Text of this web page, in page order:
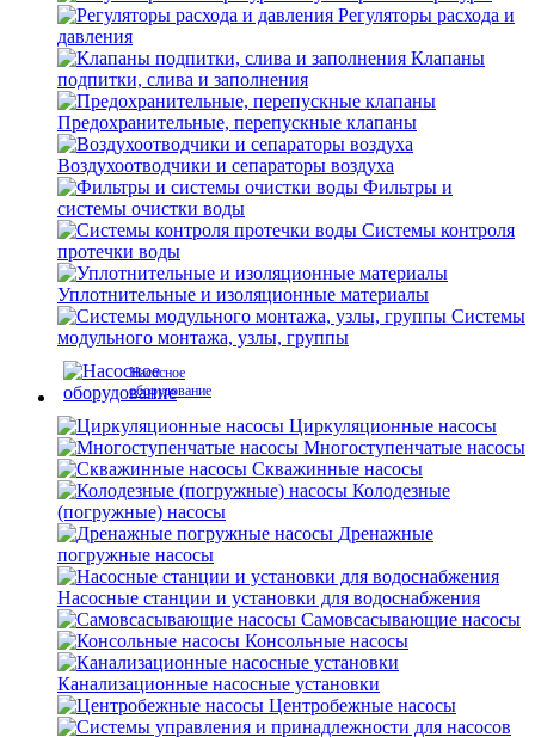
Регуляторы расхода и
давления
Клапаны
подпитки, слива и заполнения
Предохранительные, перепускные клапаны
Воздухоотводчики и сепараторы воздуха
Фильтры и
системы очистки воды
Системы контроля
протечки воды
Уплотнительные и изоляционные материалы
Системы
модульного монтажа, узлы, группы
Насосное
оборудование
Циркуляционные насосы
Многоступенчатые насосы
Скважинные насосы
Колодезные
(погружные) насосы
Дренажные
погружные насосы
Насосные станции и установки для водоснабжения
Самовсасывающие насосы
Консольные насосы
Канализационные насосные установки
Центробежные насосы